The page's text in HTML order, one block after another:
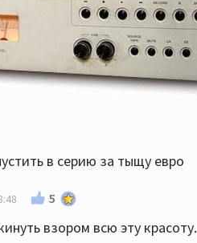
в серию за тыщу евро
5
взором всю эту красоту.